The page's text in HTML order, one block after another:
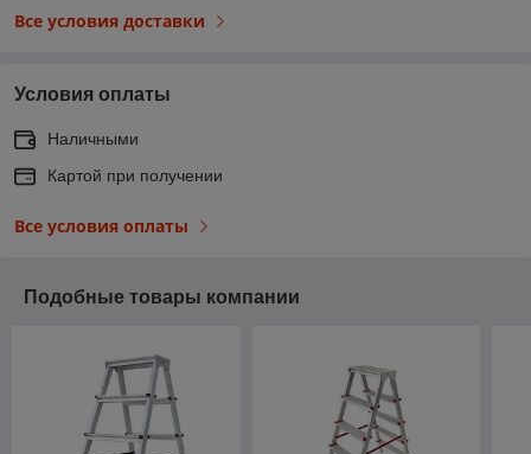
Все условия доставки
Условия оплаты
Наличными
Картой при получении
Все условия оплаты
Подобные товары компании